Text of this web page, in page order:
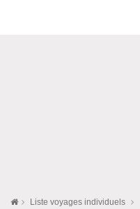
Liste voyages individuels